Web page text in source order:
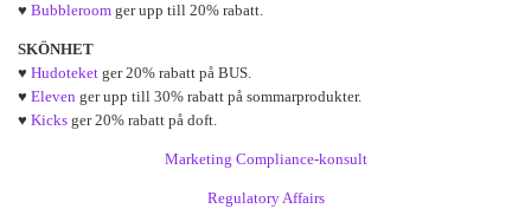
♥ Bubbleroom ger upp till 20% rabatt.
SKÖNHET
♥ Hudoteket ger 20% rabatt på BUS.
♥ Eleven ger upp till 30% rabatt på sommarprodukter.
♥ Kicks ger 20% rabatt på doft.
Marketing Compliance-konsult
Regulatory Affairs